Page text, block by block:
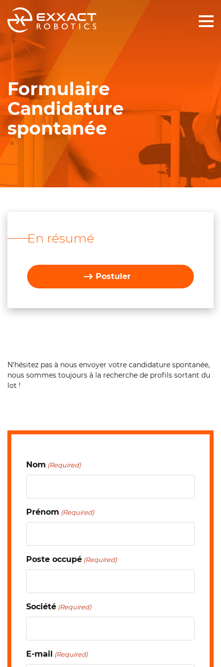
Formulaire
Candidature
spontanée
N’hésitez pas à nous envoyer votre candidature spontanée,
nous sommes toujours à la recherche de profils sortant du
lot !
Nom (Required)
Prénom (Required)
Poste occupé (Required)
Société (Required)
E-mail (Required)
En résumé
Postuler